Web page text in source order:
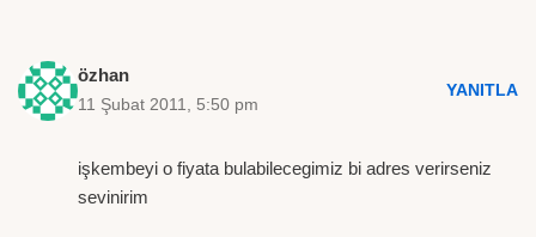
özhan
11 Şubat 2011, 5:50 pm
YANITLA
işkembeyi o fiyata bulabilecegimiz bi adres verirseniz
sevinirim